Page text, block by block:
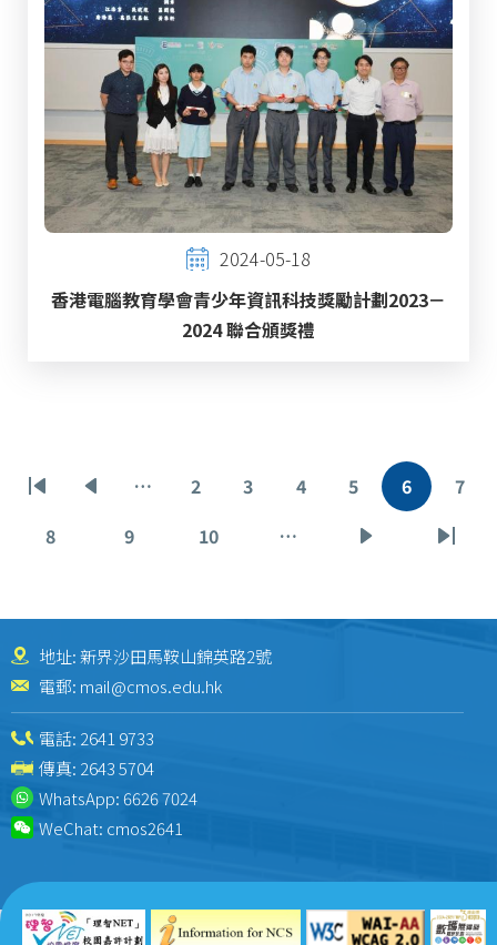
2024-05-18
香港電腦教育學會青少年資訊科技獎勵計劃2023－
2024 聯合頒獎禮
Pagination
First
page
Previous
page
…
Page
2
Page
3
Page
4
Page
5
Current
page
6 7
Page
8
Page
9
Page
10 …
Last
地址: 新界沙田馬鞍山錦英路2號
電郵: mail@cmos.edu.hk
電話: 2641 9733
傳真: 2643 5704
WhatsApp:6626 7024
WeChat: cmos2641